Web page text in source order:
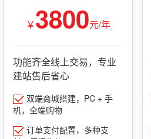
￥3800元/年
功能齐全线上交易，专业
建站售后省心
双端商城搭建，PC + 手
机，全端购物
订单支付配置，多种支